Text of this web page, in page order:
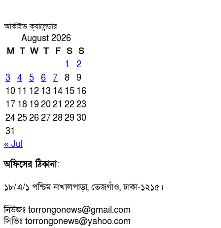
আর্কাইভ ক্যালেন্ডার
August 2026
M T W T F S S
1
2
3
4 5 6 7 8
9
10 11 12 13 14 15 16
17 18 192021 2223
24252627282930
31
« Jul
অফিসের ঠিকানা:
১৮/এ/১ পশ্চিম নাখালপাড়া, তেজগাঁও, ঢাকা-১২১৫।
নিউজঃ torrongonews@gmail.com
সিভিঃ torrongonews@yahoo.com